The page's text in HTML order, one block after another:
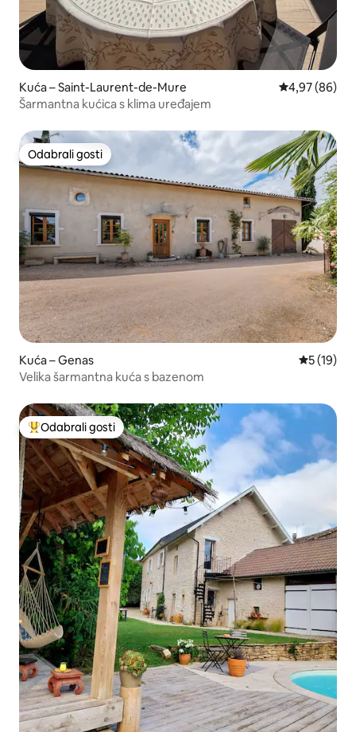
Kuća – Saint-Laurent-de-Mure Prosječna
4,97 (86)
Šarmantna kućica s klima uređajem
Odabrali gosti
Odabrali gosti
Kuća – Genas Prosječna
5 (19)
Velika šarmantna kuća s bazenom
Među najviše rangiranima s oznakom „Odabrali gosti”
Odabrali gosti